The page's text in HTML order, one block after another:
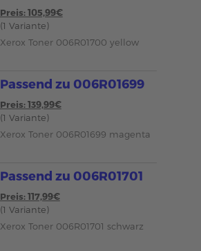
Preis: 105,99€
(1 Variante)
Xerox Toner 006R01700 yellow
Passend zu 006R01699
Preis: 139,99€
(1 Variante)
Xerox Toner 006R01699 magenta
Passend zu 006R01701
Preis: 117,99€
(1 Variante)
Xerox Toner 006R01701 schwarz